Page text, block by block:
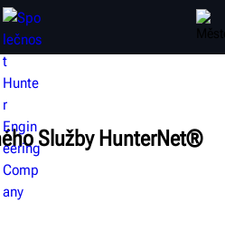
O SPOLEČNOSTI
Služby HunterNet®